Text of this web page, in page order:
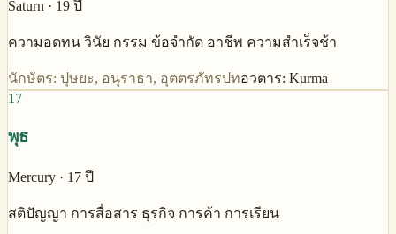
Saturn · 19 ปี
ความอดทน วินัย กรรม ข้อจำกัด อาชีพ ความสำเร็จช้า
นักษัตร: ปุษยะ, อนุราธา, อุตตรภัทรปทอวตาร: Kurma
17
พุธ
Mercury · 17 ปี
สติปัญญา การสื่อสาร ธุรกิจ การค้า การเรียน